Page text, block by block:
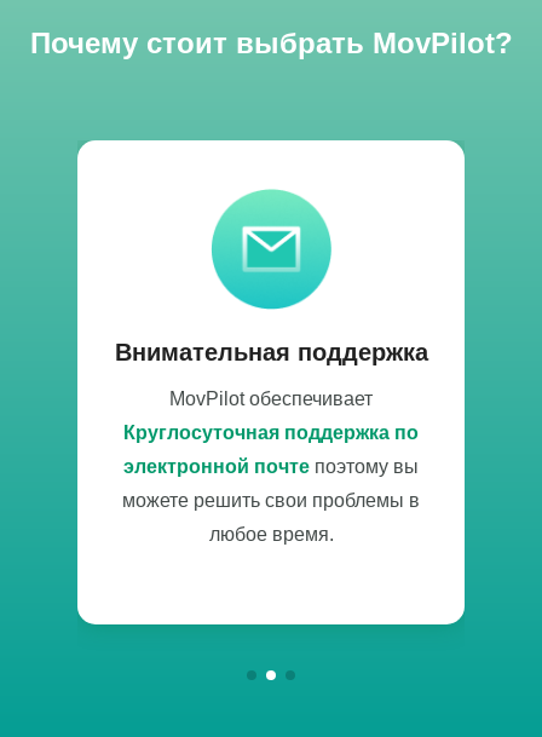
Почему стоит выбрать MovPilot?
Внимательная поддержка
MovPilot обеспечивает
Круглосуточная поддержка по
электронной почте поэтому вы
можете решить свои проблемы в
любое время.